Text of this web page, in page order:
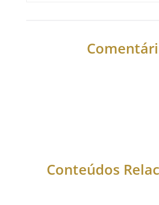
Conteúdos